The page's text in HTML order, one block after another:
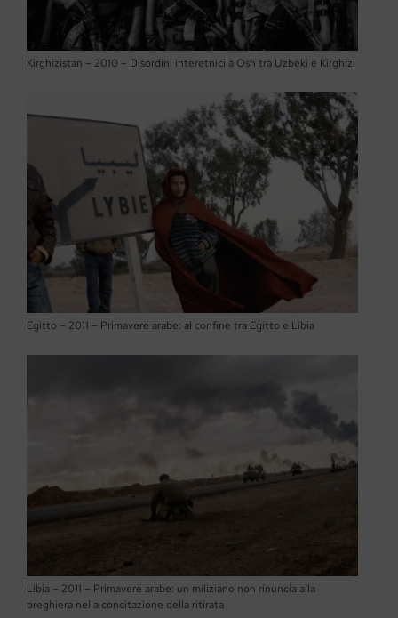
Kirghizistan – 2010 – Disordini interetnici a Osh tra Uzbeki e Kirghizi
Egitto – 2011 – Primavere arabe: al confine tra Egitto e Libia
Libia – 2011 – Primavere arabe: un miliziano non rinuncia alla
preghiera nella concitazione della ritirata